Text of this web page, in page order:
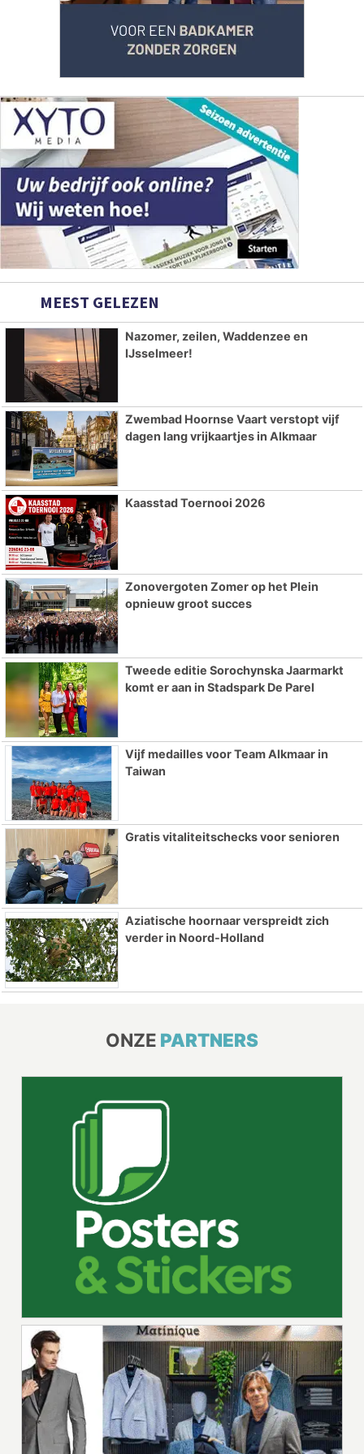
MEEST GELEZEN
Nazomer, zeilen, Waddenzee en
IJsselmeer!
Zwembad Hoornse Vaart verstopt vijf
dagen lang vrijkaartjes in Alkmaar
Kaasstad Toernooi 2026
Zonovergoten Zomer op het Plein
opnieuw groot succes
Tweede editie Sorochynska Jaarmarkt
komt er aan in Stadspark De Parel
Vijf medailles voor Team Alkmaar in
Taiwan
Gratis vitaliteitschecks voor senioren
Aziatische hoornaar verspreidt zich
verder in Noord-Holland
ONZE PARTNERS